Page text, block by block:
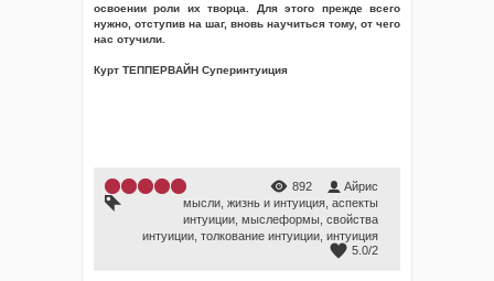
освоении роли их творца. Для этого прежде всего
нужно, отступив на шаг, вновь научиться тому, от чего
нас отучили.
Курт ТЕППЕРВАЙН Суперинтуиция
892
Айрис
мысли жизнь и интуиция аспекты
интуиции мыслеформы свойства
интуиции толкование интуиции интуиция
5.0/2